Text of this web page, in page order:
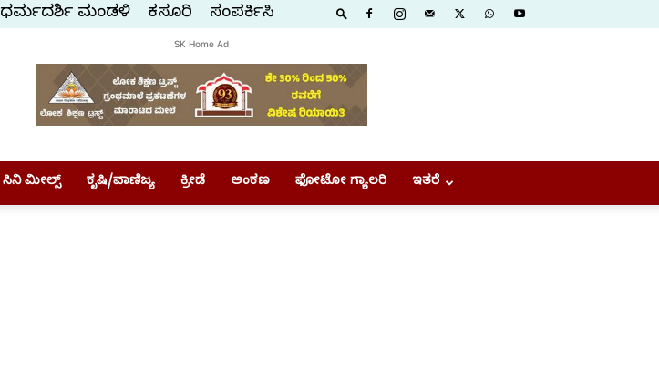
ಧರ್ಮದರ್ಶಿ ಮಂಡಳಿ ಕಸ್ತೂರಿ ಸಂಪರ್ಕಿಸಿ
SK Home Ad
ಸಿನಿ ಮೀಲ್ಸ್ ಕೃಷಿ/ವಾಣಿಜ್ಯ ಕ್ರೀಡೆ ಅಂಕಣ ಫೋಟೋ ಗ್ಯಾಲರಿ ಇತರೆ